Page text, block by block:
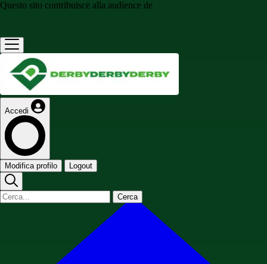
Questo sito contribuisce alla audience de
Accedi
Modifica profilo Logout
Cerca